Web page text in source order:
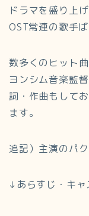
ドラマを盛り上
OST常連の歌手ば
数多くのヒット
ヨンシム音楽監
詞・作曲もして
ます。
追記）主演のパ
↓あらすじ・キャ